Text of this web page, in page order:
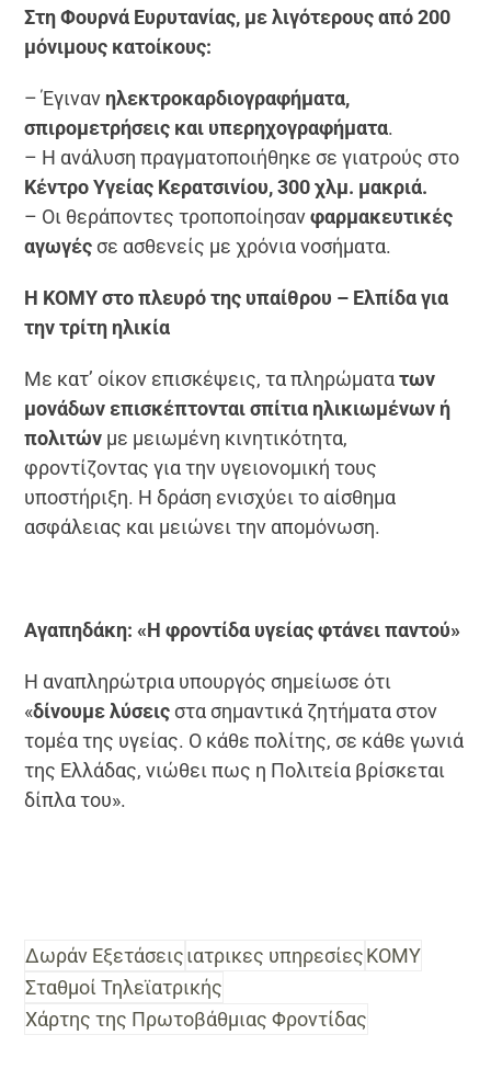
Στη Φουρνά Ευρυτανίας, με λιγότερους από 200
μόνιμους κατοίκους:
– Έγιναν ηλεκτροκαρδιογραφήματα,
σπιρομετρήσεις και υπερηχογραφήματα.
– Η ανάλυση πραγματοποιήθηκε σε γιατρούς στο
Κέντρο Υγείας Κερατσινίου, 300 χλμ. μακριά.
– Οι θεράποντες τροποποίησανφαρμακευτικές
αγωγές σε ασθενείς με χρόνια νοσήματα.
Η ΚΟΜΥ στο πλευρό της υπαίθρου – Ελπίδα για
την τρίτη ηλικία
Με κατ’ οίκον επισκέψεις, τα πληρώματατων
μονάδων επισκέπτονται σπίτια ηλικιωμένων ή
πολιτών με μειωμένη κινητικότητα,
φροντίζοντας για την υγειονομική τους
υποστήριξη. Η δράση ενισχύει το αίσθημα
ασφάλειας και μειώνει την απομόνωση.
Αγαπηδάκη: «Η φροντίδα υγείας φτάνει παντού»
Η αναπληρώτρια υπουργός σημείωσε ότι
«δίνουμε λύσεις στα σημαντικά ζητήματα στον
τομέα της υγείας. Ο κάθε πολίτης, σε κάθε γωνιά
της Ελλάδας, νιώθει πως η Πολιτεία βρίσκεται
δίπλα του».
Δωράν Εξετάσειςιατρικες υπηρεσίεςΚΟΜΥ
Σταθμοί Τηλεϊατρικής
Χάρτης της Πρωτοβάθμιας Φροντίδας